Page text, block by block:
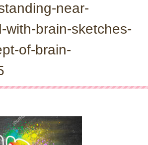
near-
with-brain-sketches-
of-brain-